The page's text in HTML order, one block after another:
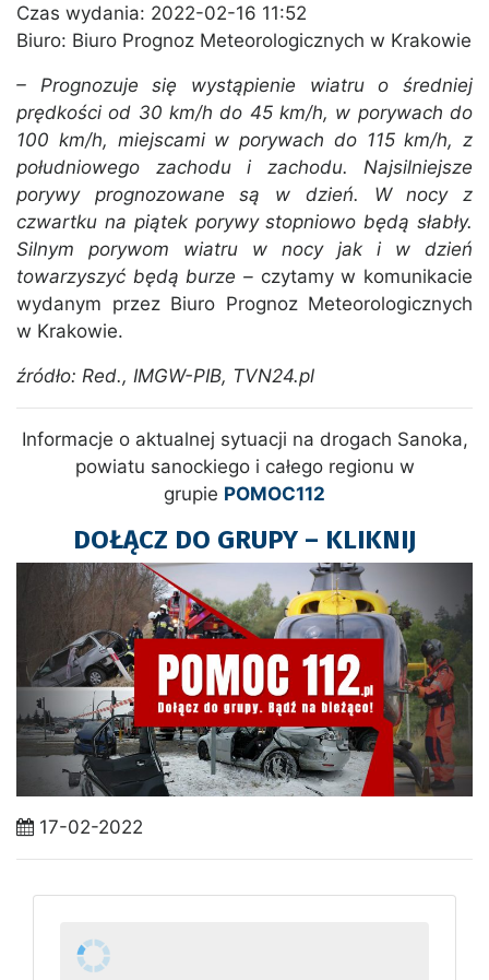
Czas wydania: 2022-02-16 11:52
Biuro: Biuro Prognoz Meteorologicznych w Krakowie
– Prognozuje się wystąpienie wiatru o średniej
prędkości od 30 km/h do 45 km/h, w porywach do
100 km/h, miejscami w porywach do 115 km/h, z
południowego zachodu i zachodu. Najsilniejsze
porywy prognozowane są w dzień. W nocy z
czwartku na piątek porywy stopniowo będą słabły.
Silnym porywom wiatru w nocy jak i w dzień
towarzyszyć będą burze – czytamy w komunikacie
wydanym przez Biuro Prognoz Meteorologicznych
w Krakowie.
źródło: Red., IMGW-PIB, TVN24.pl
Informacje o aktualnej sytuacji na drogach Sanoka,
powiatu sanockiego i całego regionu w
grupie POMOC112
DOŁĄCZ DO GRUPY – KLIKNIJ
17-02-2022